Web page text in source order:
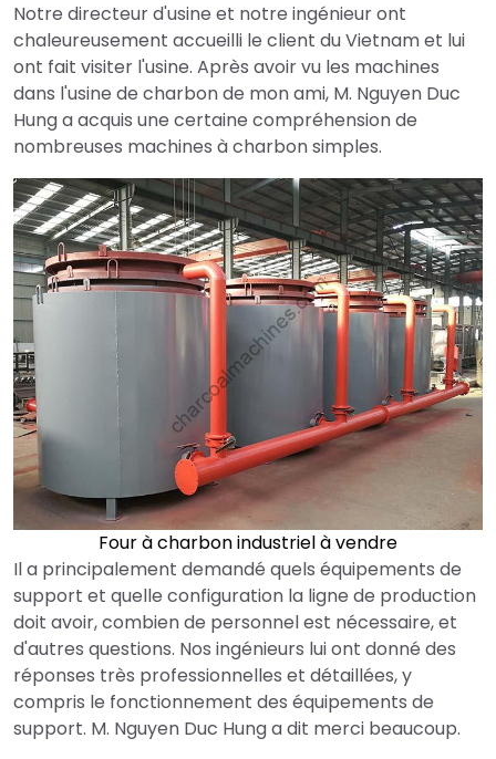
Notre directeur d'usine et notre ingénieur ont
chaleureusement accueilli le client du Vietnam et lui
ont fait visiter l'usine. Après avoir vu les machines
dans l'usine de charbon de mon ami, M. Nguyen Duc
Hung a acquis une certaine compréhension de
nombreuses machines à charbon simples.
Four à charbon industriel à vendre
Il a principalement demandé quels équipements de
support et quelle configuration la ligne de production
doit avoir, combien de personnel est nécessaire, et
d'autres questions. Nos ingénieurs lui ont donné des
réponses très professionnelles et détaillées, y
compris le fonctionnement des équipements de
support. M. Nguyen Duc Hung a dit merci beaucoup.